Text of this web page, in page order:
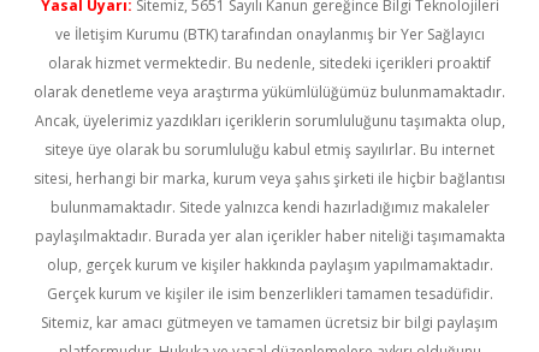
Yasal Uyarı: Sitemiz, 5651 Sayılı Kanun gereğince Bilgi Teknolojileri
ve İletişim Kurumu (BTK) tarafından onaylanmış bir Yer Sağlayıcı
olarak hizmet vermektedir. Bu nedenle, sitedeki içerikleri proaktif
olarak denetleme veya araştırma yükümlülüğümüz bulunmamaktadır.
Ancak, üyelerimiz yazdıkları içeriklerin sorumluluğunu taşımakta olup,
siteye üye olarak bu sorumluluğu kabul etmiş sayılırlar. Bu internet
sitesi, herhangi bir marka, kurum veya şahıs şirketi ile hiçbir bağlantısı
bulunmamaktadır. Sitede yalnızca kendi hazırladığımız makaleler
paylaşılmaktadır. Burada yer alan içerikler haber niteliği taşımamakta
olup, gerçek kurum ve kişiler hakkında paylaşım yapılmamaktadır.
Gerçek kurum ve kişiler ile isim benzerlikleri tamamen tesadüfidir.
Sitemiz, kar amacı gütmeyen ve tamamen ücretsiz bir bilgi paylaşım